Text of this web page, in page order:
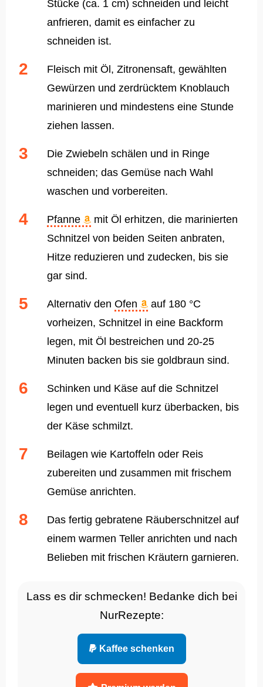
Stücke (ca. 1 cm) schneiden und leicht
anfrieren, damit es einfacher zu
schneiden ist.
Fleisch mit Öl, Zitronensaft, gewählten
Gewürzen und zerdrücktem Knoblauch
marinieren und mindestens eine Stunde
ziehen lassen.
Die Zwiebeln schälen und in Ringe
schneiden; das Gemüse nach Wahl
waschen und vorbereiten.
Pfanne
mit Öl erhitzen, die marinierten
Schnitzel von beiden Seiten anbraten,
Hitze reduzieren und zudecken, bis sie
gar sind.
Alternativ den Ofen
auf 180 °C
vorheizen, Schnitzel in eine Backform
legen, mit Öl bestreichen und 20-25
Minuten backen bis sie goldbraun sind.
Schinken und Käse auf die Schnitzel
legen und eventuell kurz überbacken, bis
der Käse schmilzt.
Beilagen wie Kartoffeln oder Reis
zubereiten und zusammen mit frischem
Gemüse anrichten.
Das fertig gebratene Räuberschnitzel auf
einem warmen Teller anrichten und nach
Belieben mit frischen Kräutern garnieren.
Lass es dir schmecken! Bedanke dich bei
NurRezepte:
Kaffee schenken